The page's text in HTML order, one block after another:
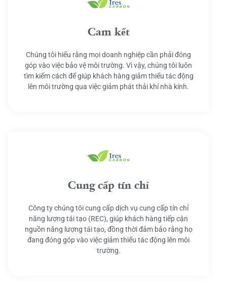
Cam kết
Chúng tôi hiểu rằng mọi doanh nghiệp cần phải đóng
góp vào việc bảo vệ môi trường. Vì vậy, chúng tôi luôn
tìm kiếm cách để giúp khách hàng giảm thiểu tác động
lên môi trường qua việc giảm phát thải khí nhà kính.
Cung cấp tín chỉ
Công ty chúng tôi cung cấp dịch vụ cung cấp tín chỉ
năng lượng tái tạo (REC), giúp khách hàng tiếp cận
nguồn năng lượng tái tạo, đồng thời đảm bảo rằng họ
đang đóng góp vào việc giảm thiểu tác động lên môi
trường.